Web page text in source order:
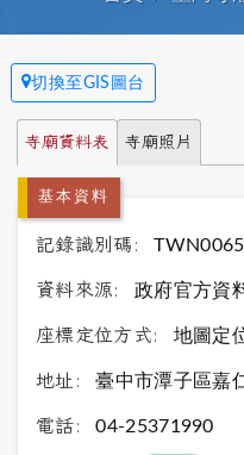
切換至GIS圖台
寺廟資料表 寺廟照片
基本資料
記錄識別碼:
資料來源: 政府官方資
座標定位方式: 地圖定
地址: 臺中市潭子區嘉
電話: 04-25371990